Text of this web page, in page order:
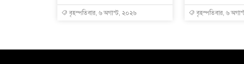
বৃহস্পতিবার, ৬ অগাস্ট, ২০২৬ বৃহস্পতিবার, ৬